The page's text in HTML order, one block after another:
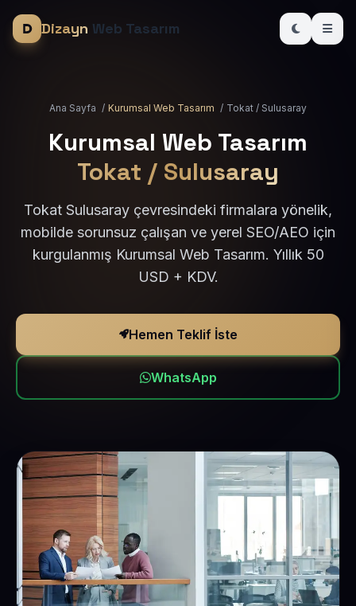
Dizayn Web Tasarım
Ana Sayfa / Kurumsal Web Tasarım / Tokat / Sulusaray
Kurumsal Web Tasarım
Tokat / Sulusaray
Tokat Sulusaray çevresindeki firmalara yönelik,
mobilde sorunsuz çalışan ve yerel SEO/AEO için
kurgulanmış Kurumsal Web Tasarım. Yıllık 50
USD + KDV.
Hemen Teklif İste
WhatsApp